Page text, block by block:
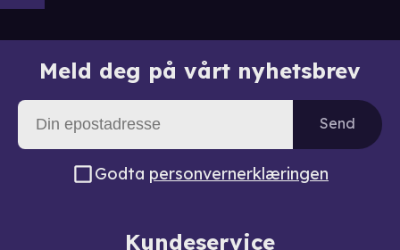
Meld deg på vårt nyhetsbrev
Send
Godta personvernerklæringen
Kundeservice